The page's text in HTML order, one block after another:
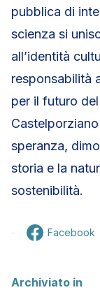
pubblica di
scienza si
all’identità
responsabilità
per il futuro
speranza,
storia e la
sostenibilità.
Facebook
Archiviato in